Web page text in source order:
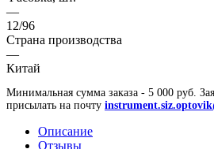
—
12/96
Страна производства
—
Китай
Минимальная сумма заказа - 5 000 руб.
присылать на почту
Описание
Отзывы